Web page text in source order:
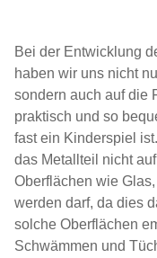
Bei der Entwicklung
haben wir uns nicht
sondern auch auf die
praktisch und so
fast ein Kinderspiel
das Metallteil nicht
Oberflächen wie
werden darf, da dies
solche Oberflächen
Schwämmen und